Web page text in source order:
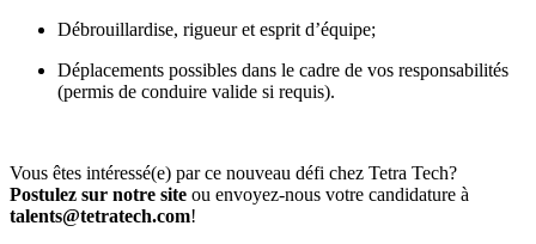
Débrouillardise, rigueur et esprit d’équipe;
Déplacements possibles dans le cadre de vos responsabilités
(permis de conduire valide si requis).
Vous êtes intéressé(e) par ce nouveau défi chez Tetra Tech?
Postulez sur notre site ou envoyez-nous votre candidature à
talents@tetratech.com!